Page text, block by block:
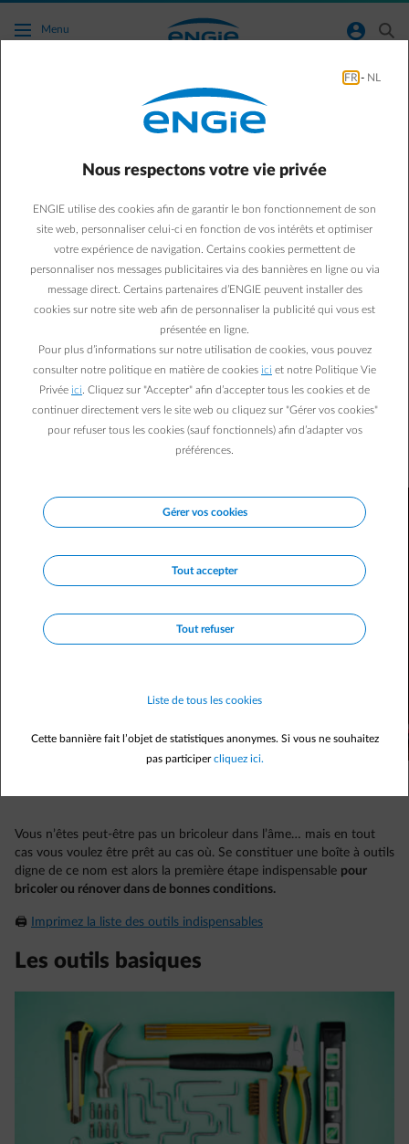
Accéder au contenu principal
Menu normal-account-circle search
Autres
Que trouve-t-on dans une
boîte à outils ?
Votre boîte à outils se résume à un marteau et 2 tournevis ?
Vous n’irez pas bien loin dans vos futurs travaux de
bricolage ou de rénovation ! Pour vous éviter bien des
frustrations, imprimez notre liste des basiques et des
Vous n’êtes peut-être pas un bricoleur dans l’âme… mais en tout
cas vous voulez être prêt au cas où. Se constituer une boîte à outils
digne de ce nom est alors la première étape indispensable pour
bricoler ou rénover dans de bonnes conditions.
🖨 Imprimez la liste des outils indispensables
Les outils basiques
FR - NL
Nous respectons votre vie privée
ENGIE utilise des cookies afin de garantir le bon fonctionnement de son
site web, personnaliser celui-ci en fonction de vos intérêts et optimiser
votre expérience de navigation. Certains cookies permettent de
personnaliser nos messages publicitaires via des bannières en ligne ou via
message direct. Certains partenaires d’ENGIE peuvent installer des
cookies sur notre site web afin de personnaliser la publicité qui vous est
présentée en ligne.
Pour plus d’informations sur notre utilisation de cookies, vous pouvez
consulter notre politique en matière de cookies ici et notre Politique Vie
Privée ici . Cliquez sur "Accepter" afin d’accepter tous les cookies et de
continuer directement vers le site web ou cliquez sur "Gérer vos cookies"
pour refuser tous les cookies (sauf fonctionnels) afin d’adapter vos
préférences.
Gérer vos cookies
Tout accepter
Tout refuser
Liste de tous les cookies
Cette bannière fait l’objet de statistiques anonymes. Si vous ne souhaitez
pas participercliquez ici.